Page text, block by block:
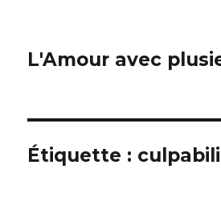
L'Amour avec
Étiquette :